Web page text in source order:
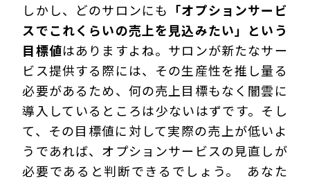
しかし、どのサロンにも 「オプションサービ
スでこれくらいの売上を見込みたい」という
目標値はありますよね。サロンが新たなサー
ビス提供する際には、その生産性を推し量る
必要があるため、何の売上目標もなく闇雲に
導入しているところは少ないはずです。そし
て、その目標値に対して実際の売上が低いよ
うであれば、オプションサービスの見直しが
必要であると判断できるでしょう。 あなた